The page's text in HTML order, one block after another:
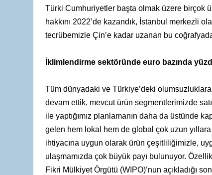
Türki Cumhuriyetler başta olmak üzere birçok
hakkını 2022’de kazandık, İstanbul merkezli
tecrübemizle Çin’e kadar uzanan bu
İklimlendirme sektöründe euro bazında
Tüm dünyadaki ve Türkiye’deki
devam ettik, mevcut ürün segmentlerimizde
ile yaptığımız planlamanın daha da üstünde
gelen hem lokal hem de global çok uzun
ihtiyacına uygun olarak ürün çeşitliliğimizle,
ulaşmamızda çok büyük payı bulunuyor.
Fikri Mülkiyet Örgütü (WIPO)’nun açıkladığı